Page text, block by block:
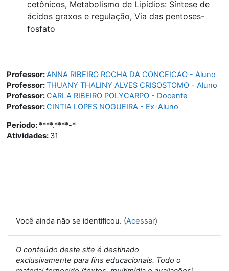
cetônicos, Metabolismo de Lipídios: Síntese de
ácidos graxos e regulação, Via das pentoses-
fosfato
Professor:ANNA RIBEIRO ROCHA DA CONCEICAO - Aluno
Professor:THUANY THALINY ALVES CRISOSTOMO - Aluno
Professor:CARLA RIBEIRO POLYCARPO - Docente
Professor:CINTIA LOPES NOGUEIRA - Ex-Aluno
Período: ****.****-*
Atividades: 31
Você ainda não se identificou. (Acessar)
O conteúdo deste site é destinado
exclusivamente para fins educacionais. Todo o